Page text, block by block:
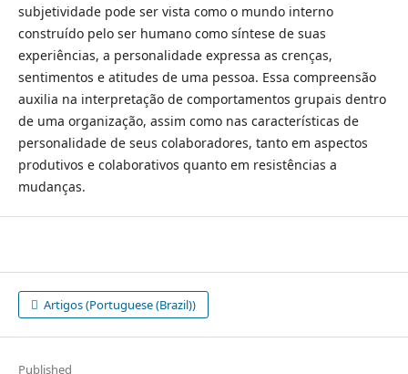
subjetividade pode ser vista como o mundo interno
construído pelo ser humano como síntese de suas
experiências, a personalidade expressa as crenças,
sentimentos e atitudes de uma pessoa. Essa compreensão
auxilia na interpretação de comportamentos grupais dentro
de uma organização, assim como nas características de
personalidade de seus colaboradores, tanto em aspectos
produtivos e colaborativos quanto em resistências a
mudanças.
Artigos (Portuguese (Brazil))
Published